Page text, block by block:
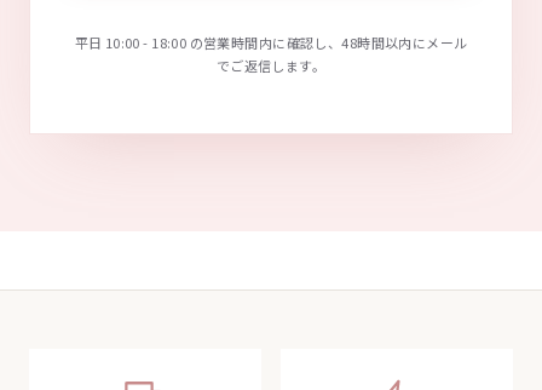
平日 10:00 - 18:00 の営業時間内に確認し、48時間以内にメール
でご返信します。